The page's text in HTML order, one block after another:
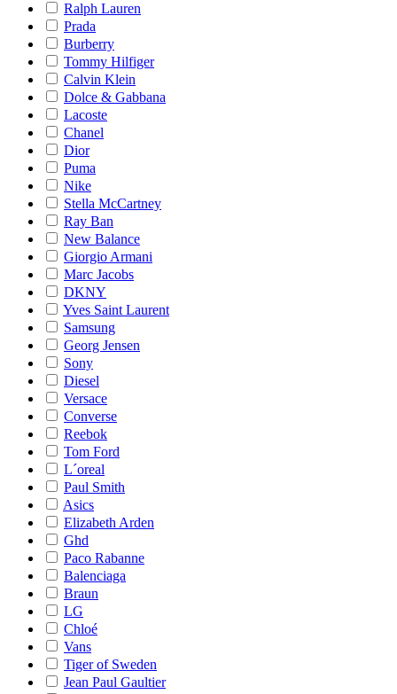
Ralph Lauren
Prada
Burberry
Tommy Hilfiger
Calvin Klein
Dolce & Gabbana
Lacoste
Chanel
Dior
Puma
Nike
Stella McCartney
Ray Ban
New Balance
Giorgio Armani
Marc Jacobs
DKNY
Yves Saint Laurent
Samsung
Georg Jensen
Sony
Diesel
Versace
Converse
Reebok
Tom Ford
L´oreal
Paul Smith
Asics
Elizabeth Arden
Ghd
Paco Rabanne
Balenciaga
Braun
LG
Chloé
Vans
Tiger of Sweden
Jean Paul Gaultier